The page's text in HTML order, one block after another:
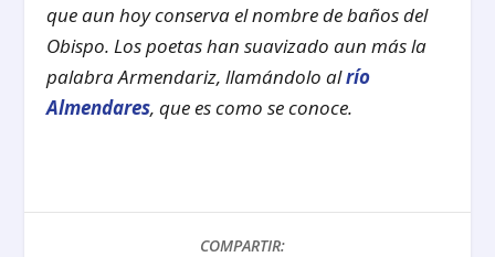
que aun hoy conserva el nombre de baños del
Obispo. Los poetas han suavizado aun más la
palabra Armendariz, llamándolo alrío
Almendares, que es como se conoce.
COMPARTIR: